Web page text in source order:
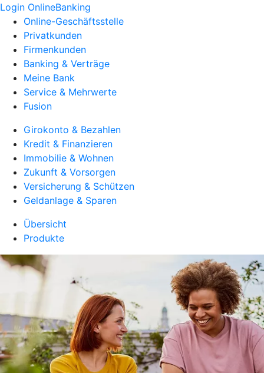
Login OnlineBanking
Online-Geschäftsstelle
Privatkunden
Firmenkunden
Banking & Verträge
Meine Bank
Service & Mehrwerte
Fusion
Girokonto & Bezahlen
Kredit & Finanzieren
Immobilie & Wohnen
Zukunft & Vorsorgen
Versicherung & Schützen
Geldanlage & Sparen
Übersicht
Produkte